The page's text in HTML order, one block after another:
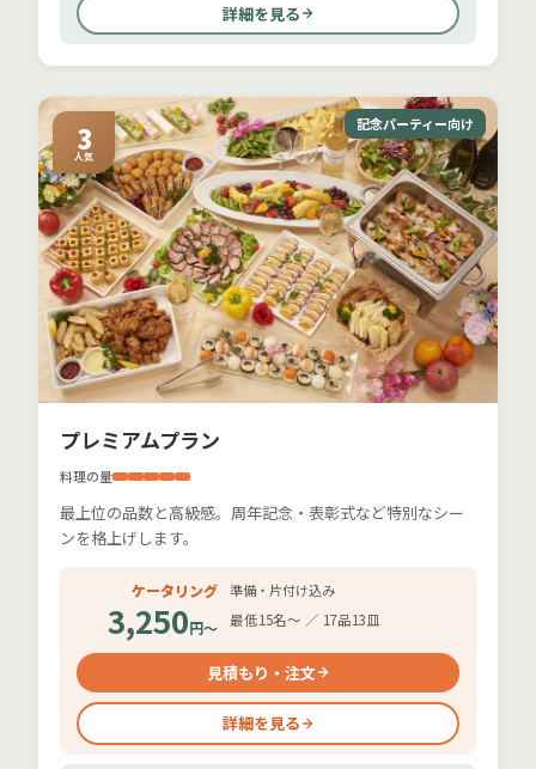
詳細を見る
3
人気
記念パーティー向け
プレミアムプラン
料理の量
最上位の品数と高級感。周年記念・表彰式など特別なシー
ンを格上げします。
ケータリング 準備・片付け込み
3,250円〜 最低15名〜 ／ 17品13皿
見積もり・注文
詳細を見る